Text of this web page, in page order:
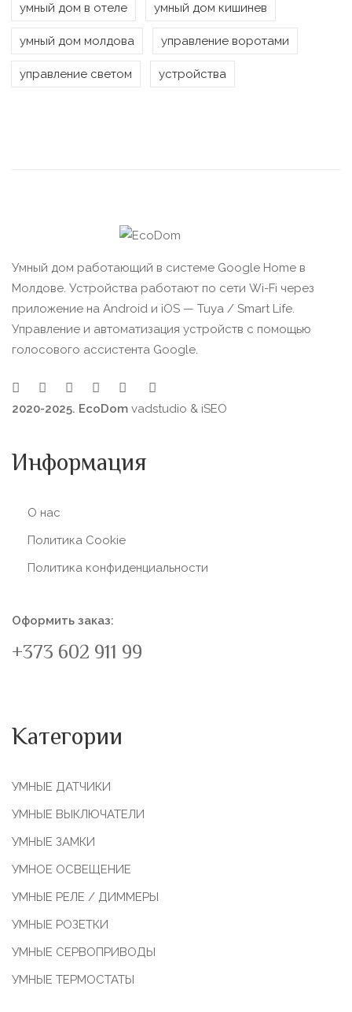
умный дом в отеле умный дом кишинев
умный дом молдова управление воротами
управление светом устройства
Умный дом работающий в системе Google Home в
Молдове. Устройства работают по сети Wi-Fi через
приложение на Android и iOS — Tuya / Smart Life.
Управление и автоматизация устройств с помощью
голосового ассистента Google.
2020-2025. EcoDom vadstudio & iSEO
Информация
О нас
Политика Сookie
Политика конфиденциальности
Оформить заказ:
+373 602 911 99
Категории
УМНЫЕ ДАТЧИКИ
УМНЫЕ ВЫКЛЮЧАТЕЛИ
УМНЫЕ ЗАМКИ
УМНОЕ ОСВЕЩЕНИЕ
УМНЫЕ РЕЛЕ / ДИММЕРЫ
УМНЫЕ РОЗЕТКИ
УМНЫЕ СЕРВОПРИВОДЫ
УМНЫЕ ТЕРМОСТАТЫ